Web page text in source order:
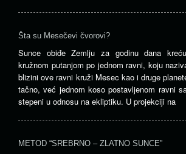
Šta su Mesečevi čvorovi?
Sunce obiđe Zemlju za godinu dana
kružnom putanjom po jednom ravni, koju
blizini ove ravni kruži Mesec kao i druge
tačno, već jednom koso postavljenom ravni
stepeni u odnosu na ekliptiku. U projekciji na
METOD “SREBRNO – ZLATNO SUNCE”